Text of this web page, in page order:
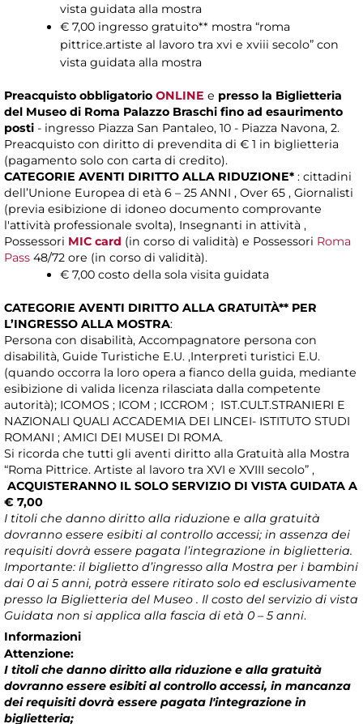
vista guidata alla mostra
€ 7,00 ingresso gratuito** mostra “roma
pittrice.artiste al lavoro tra xvi e xviii secolo” con
vista guidata alla mostra
Preacquisto obbligatorio ONLINE e presso la Biglietteria
del Museo di Roma Palazzo Braschi fino ad esaurimento
posti - ingresso Piazza San Pantaleo, 10 - Piazza Navona, 2.
Preacquisto con diritto di prevendita di € 1 in biglietteria
(pagamento solo con carta di credito).
CATEGORIE AVENTI DIRITTO ALLA RIDUZIONE* : cittadini
dell’Unione Europea di età 6 – 25 ANNI , Over 65 , Giornalisti
(previa esibizione di idoneo documento comprovante
l'attività professionale svolta), Insegnanti in attività ,
Possessori MIC card (in corso di validità) e Possessori Roma
Pass 48/72 ore (in corso di validità).
€ 7,00 costo della sola visita guidata
CATEGORIE AVENTI DIRITTO ALLA GRATUITÀ** PER
L’INGRESSO ALLA MOSTRA:
Persona con disabilità, Accompagnatore persona con
disabilità, Guide Turistiche E.U. ,Interpreti turistici E.U.
(quando occorra la loro opera a fianco della guida, mediante
esibizione di valida licenza rilasciata dalla competente
autorità); ICOMOS ; ICOM ; ICCROM ; IST.CULT.STRANIERI E
NAZIONALI QUALI ACCADEMIA DEI LINCEI- ISTITUTO STUDI
ROMANI ; AMICI DEI MUSEI DI ROMA.
Si ricorda che tutti gli aventi diritto alla Gratuità alla Mostra
“Roma Pittrice. Artiste al lavoro tra XVI e XVIII secolo” ,
ACQUISTERANNO IL SOLO SERVIZIO DI VISTA GUIDATA A
€ 7,00
I titoli che danno diritto alla riduzione e alla gratuità
dovranno essere esibiti al controllo accessi; in assenza dei
requisiti dovrà essere pagata l’integrazione in biglietteria.
Importante: il biglietto d’ingresso alla Mostra per i bambini
dai 0 ai 5 anni, potrà essere ritirato solo ed esclusivamente
presso la Biglietteria del Museo . Il costo del servizio di vista
Guidata non si applica alla fascia di età 0 – 5 anni.
Informazioni
Attenzione:
I titoli che danno diritto alla riduzione e alla gratuità
dovranno essere esibiti al controllo accessi, in mancanza
dei requisiti dovrà essere pagata l'integrazione in
biglietteria;